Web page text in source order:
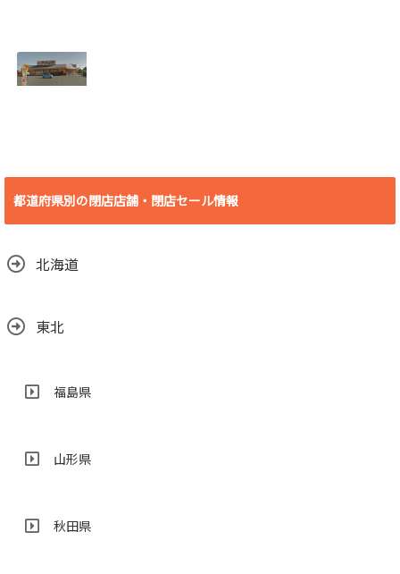
2018年7月29日
(日)をもって閉店
年6月30日(土)をも
って閉店
都道府県別の閉店店舗・閉店セール情報
北海道
東北
福島県
山形県
秋田県